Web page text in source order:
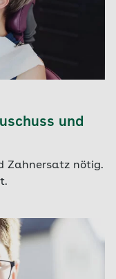
und
Zahnersatz nötig.